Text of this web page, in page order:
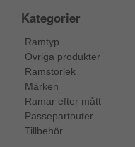
Kategorier
Ramtyp
Övriga produkter
Ramstorlek
Märken
Ramar efter mått
Passepartouter
Tillbehör